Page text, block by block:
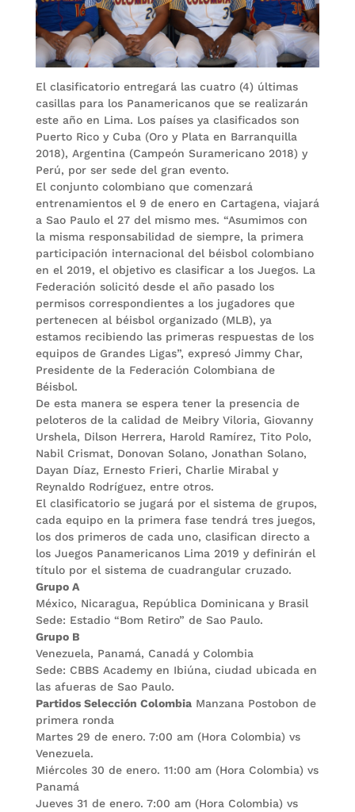
El clasificatorio entregará las cuatro (4) últimas
casillas para los Panamericanos que se realizarán
este año en Lima. Los países ya clasificados son
Puerto Rico y Cuba (Oro y Plata en Barranquilla
2018), Argentina (Campeón Suramericano 2018) y
Perú, por ser sede del gran evento.
El conjunto colombiano que comenzará
entrenamientos el 9 de enero en Cartagena, viajará
a Sao Paulo el 27 del mismo mes. “Asumimos con
la misma responsabilidad de siempre, la primera
participación internacional del béisbol colombiano
en el 2019, el objetivo es clasificar a los Juegos. La
Federación solicitó desde el año pasado los
permisos correspondientes a los jugadores que
pertenecen al béisbol organizado (MLB), ya
estamos recibiendo las primeras respuestas de los
equipos de Grandes Ligas”, expresó Jimmy Char,
Presidente de la Federación Colombiana de
Béisbol.
De esta manera se espera tener la presencia de
peloteros de la calidad de Meibry Viloria, Giovanny
Urshela, Dilson Herrera, Harold Ramírez, Tito Polo,
Nabil Crismat, Donovan Solano, Jonathan Solano,
Dayan Díaz, Ernesto Frieri, Charlie Mirabal y
Reynaldo Rodríguez, entre otros.
El clasificatorio se jugará por el sistema de grupos,
cada equipo en la primera fase tendrá tres juegos,
los dos primeros de cada uno, clasifican directo a
los Juegos Panamericanos Lima 2019 y definirán el
título por el sistema de cuadrangular cruzado.
Grupo A
México, Nicaragua, República Dominicana y Brasil
Sede: Estadio “Bom Retiro” de Sao Paulo.
Grupo B
Venezuela, Panamá, Canadá y Colombia
Sede: CBBS Academy en Ibiúna, ciudad ubicada en
las afueras de Sao Paulo.
Partidos Selección ColombiaManzana Postobon de
primera ronda
Martes 29 de enero. 7:00 am (Hora Colombia) vs
Venezuela.
Miércoles 30 de enero. 11:00 am (Hora Colombia) vs
Panamá
Jueves 31 de enero. 7:00 am (Hora Colombia) vs